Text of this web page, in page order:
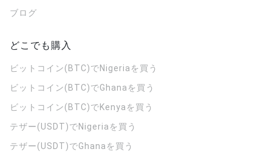
ブログ
どこでも購入
ビットコイン(BTC)でNigeriaを買う
ビットコイン(BTC)でGhanaを買う
ビットコイン(BTC)でKenyaを買う
テザー(USDT)でNigeriaを買う
テザー(USDT)でGhanaを買う